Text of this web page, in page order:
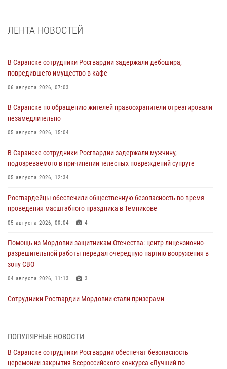
ЛЕНТА НОВОСТЕЙ
В Саранске сотрудники Росгвардии задержали дебошира,
повредившего имущество в кафе
06 августа 2026, 07:03
В Саранске по обращению жителей правоохранители отреагировали
незамедлительно
05 августа 2026, 15:04
В Саранске сотрудники Росгвардии задержали мужчину,
подозреваемого в причинении телесных повреждений супруге
05 августа 2026, 12:34
Росгвардейцы обеспечили общественную безопасность во время
проведения масштабного праздника в Темникове
05 августа 2026, 09:04 4
Помощь из Мордовии защитникам Отечества: центр лицензионно-
разрешительной работы передал очередную партию вооружения в
зону СВО
04 августа 2026, 11:13 3
Сотрудники Росгвардии Мордовии стали призерами
«отдых» на лавочке закончился в отделе полиции
ПОПУЛЯРНЫЕ НОВОСТИ
В Саранске сотрудники Росгвардии обеспечат безопасность
церемонии закрытия Всероссийского конкурса «Лучший по